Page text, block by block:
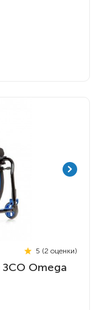
5 (2 оценки)
ЗСО Omega